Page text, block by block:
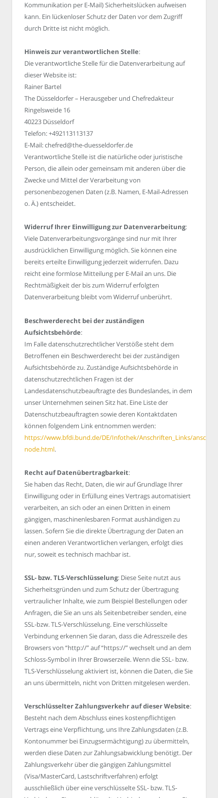
Kommunikation per E-Mail) Sicherheitslücken aufweisen
kann. Ein lückenloser Schutz der Daten vor dem Zugriff
durch Dritte ist nicht möglich.
Hinweis zur verantwortlichen Stelle:
Die verantwortliche Stelle für die Datenverarbeitung auf
dieser Website ist:
Rainer Bartel
The Düsseldorfer – Herausgeber und Chefredakteur
Ringelsweide 16
40223 Düsseldorf
Telefon: +492113113137
E-Mail: chefred@the-duesseldorfer.de
Verantwortliche Stelle ist die natürliche oder juristische
Person, die allein oder gemeinsam mit anderen über die
Zwecke und Mittel der Verarbeitung von
personenbezogenen Daten (z.B. Namen, E-Mail-Adressen
o. Ä.) entscheidet.
Widerruf Ihrer Einwilligung zur Datenverarbeitung:
Viele Datenverarbeitungsvorgänge sind nur mit Ihrer
ausdrücklichen Einwilligung möglich. Sie können eine
bereits erteilte Einwilligung jederzeit widerrufen. Dazu
reicht eine formlose Mitteilung per E-Mail an uns. Die
Rechtmäßigkeit der bis zum Widerruf erfolgten
Datenverarbeitung bleibt vom Widerruf unberührt.
Beschwerderecht bei der zuständigen
Aufsichtsbehörde:
Im Falle datenschutzrechtlicher Verstöße steht dem
Betroffenen ein Beschwerderecht bei der zuständigen
Aufsichtsbehörde zu. Zuständige Aufsichtsbehörde in
datenschutzrechtlichen Fragen ist der
Landesdatenschutzbeauftragte des Bundeslandes, in dem
unser Unternehmen seinen Sitz hat. Eine Liste der
Datenschutzbeauftragten sowie deren Kontaktdaten
können folgendem Link entnommen werden:
https://www.bfdi.bund.de/DE/Infothek/Anschriften_Links/
node.html.
Recht auf Datenübertragbarkeit:
Sie haben das Recht, Daten, die wir auf Grundlage Ihrer
Einwilligung oder in Erfüllung eines Vertrags automatisiert
verarbeiten, an sich oder an einen Dritten in einem
gängigen, maschinenlesbaren Format aushändigen zu
lassen. Sofern Sie die direkte Übertragung der Daten an
einen anderen Verantwortlichen verlangen, erfolgt dies
nur, soweit es technisch machbar ist.
SSL- bzw. TLS-Verschlüsselung: Diese Seite nutzt aus
Sicherheitsgründen und zum Schutz der Übertragung
vertraulicher Inhalte, wie zum Beispiel Bestellungen oder
Anfragen, die Sie an uns als Seitenbetreiber senden, eine
SSL-bzw. TLS-Verschlüsselung. Eine verschlüsselte
Verbindung erkennen Sie daran, dass die Adresszeile des
Browsers von “http://” auf “https://” wechselt und an dem
Schloss-Symbol in Ihrer Browserzeile. Wenn die SSL- bzw.
TLS-Verschlüsselung aktiviert ist, können die Daten, die Sie
an uns übermitteln, nicht von Dritten mitgelesen werden.
Verschlüsselter Zahlungsverkehr auf dieser Website:
Besteht nach dem Abschluss eines kostenpflichtigen
Vertrags eine Verpflichtung, uns Ihre Zahlungsdaten (z.B.
Kontonummer bei Einzugsermächtigung) zu übermitteln,
werden diese Daten zur Zahlungsabwicklung benötigt. Der
Zahlungsverkehr über die gängigen Zahlungsmittel
(Visa/MasterCard, Lastschriftverfahren) erfolgt
ausschließlich über eine verschlüsselte SSL- bzw. TLS-